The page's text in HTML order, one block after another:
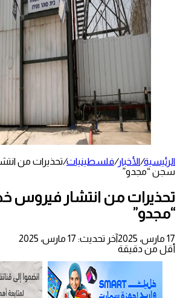
الرئيسية/الأخبار/فلسطينيات/تحذيرات من
سجن “مجدو”
تحذيرات من انتشار
“مجدو”
17 مارس، 2025
آخر تحديث: 17 مارس، 2025
أقل من دقيقة